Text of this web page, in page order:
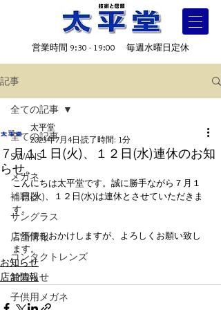
営業時間 9:30 - 19:00 毎週水曜日定休
記事
全ての記事
SWANS
メガネ
補聴器
サングラス
店舗情報
コンタクトレンズ
お知らせ
子供用メガネ
全ての記事
７月１１日(火)、１２日(水)連休のお知
らせ。
太平堂
2023年7月4日 読了時間: 1分
こんにちは太平堂です。誠に勝手ながら７月１
１日(火)、１２日(水)は連休とさせていただきま
す。
ご不便をおかけしますが、よろしくお願い致し
ます。
お知らせ
店舗情報